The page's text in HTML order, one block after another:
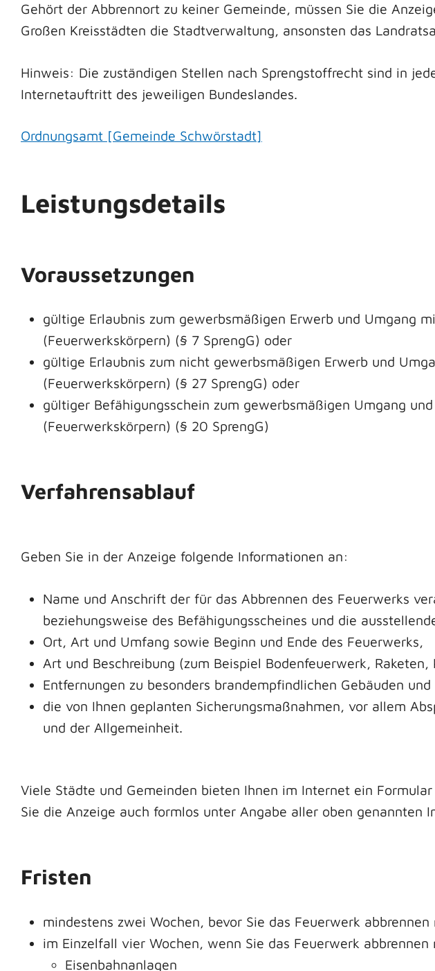
Gehört der Abbrennort zu keiner Gemeinde, müssen Sie die
Großen Kreisstädten die Stadtverwaltung, ansonsten das
Hinweis: Die zuständigen Stellen nach Sprengstoffrecht sind in
Internetauftritt des jeweiligen Bundeslandes.
Ordnungsamt [Gemeinde Schwörstadt]
Leistungsdetails
Voraussetzungen
gültige Erlaubnis zum gewerbsmäßigen Erwerb und Umgang
(Feuerwerkskörpern) (§ 7 SprengG) oder
gültige Erlaubnis zum nicht gewerbsmäßigen Erwerb und
(Feuerwerkskörpern) (§ 27 SprengG) oder
gültiger Befähigungsschein zum gewerbsmäßigen Umgang
(Feuerwerkskörpern) (§ 20 SprengG)
Verfahrensablauf
Geben Sie in der Anzeige folgende Informationen an:
Name und Anschrift der für das Abbrennen des Feuerwerks
beziehungsweise des Befähigungsscheines und die
Ort, Art und Umfang sowie Beginn und Ende des Feuerwerks,
Art und Beschreibung (zum Beispiel Bodenfeuerwerk,
Entfernungen zu besonders brandempfindlichen Gebäuden
die von Ihnen geplanten Sicherungsmaßnahmen, vor allem
und der Allgemeinheit.
Viele Städte und Gemeinden bieten Ihnen im Internet ein
Sie die Anzeige auch formlos unter Angabe aller oben genannten
Fristen
mindestens zwei Wochen, bevor Sie das Feuerwerk abbrennen
im Einzelfall vier Wochen, wenn Sie das Feuerwerk
Eisenbahnanlagen